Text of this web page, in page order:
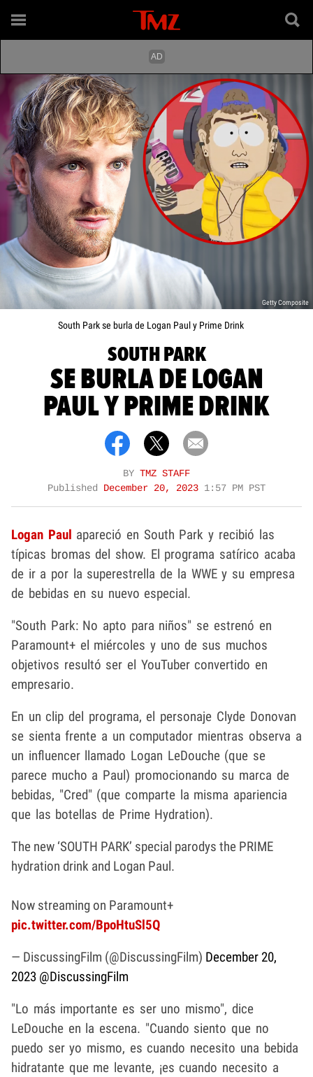
Getty Composite
South Park se burla de Logan Paul y Prime Drink
SOUTH PARK
SE BURLA DE LOGAN
PAUL Y PRIME DRINK
BY TMZ STAFF
Published December 20, 2023 1:57 PM PST
Logan Paul apareció en South Park y recibió las
típicas bromas del show. El programa satírico acaba
de ir a por la superestrella de la WWE y su empresa
de bebidas en su nuevo especial.
"South Park: No apto para niños" se estrenó en
Paramount+ el miércoles y uno de sus muchos
objetivos resultó ser el YouTuber convertido en
empresario.
En un clip del programa, el personaje Clyde Donovan
se sienta frente a un computador mientras observa a
un influencer llamado Logan LeDouche (que se
parece mucho a Paul) promocionando su marca de
bebidas, "Cred" (que comparte la misma apariencia
que las botellas de Prime Hydration).
The new ‘SOUTH PARK’ special parodys the PRIME
hydration drink and Logan Paul.
Now streaming on Paramount+
pic.twitter.com/BpoHtuSl5Q
— DiscussingFilm (@DiscussingFilm) December 20,
2023 @DiscussingFilm
"Lo más importante es ser uno mismo", dice
LeDouche en la escena. "Cuando siento que no
puedo ser yo mismo, es cuando necesito una bebida
hidratante que me levante, ¡es cuando necesito a